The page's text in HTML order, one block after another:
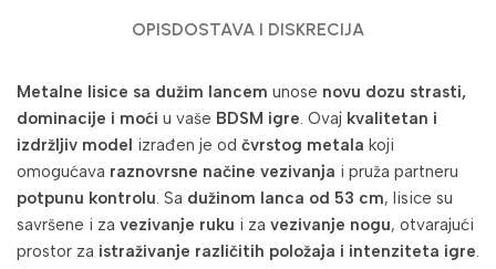
OPISDOSTAVA I DISKRECIJA
Metalne lisice sa dužim lancem unose novu dozu strasti,
dominacije i moći u vaše BDSM igre. Ovaj kvalitetan i
izdržljiv model izrađen je od čvrstog metala koji
omogućava raznovrsne načine vezivanja i pruža partneru
potpunu kontrolu. Sa dužinom lanca od 53 cm, lisice su
savršene i za vezivanje ruku i za vezivanje nogu, otvarajući
prostor za istraživanje različitih položaja i intenziteta igre.